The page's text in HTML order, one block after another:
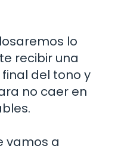
lo
recibir una
del tono y
no caer en
vamos a